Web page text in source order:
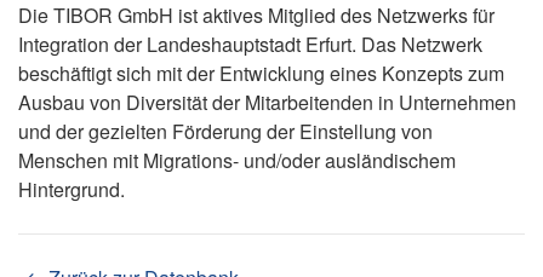
Die TIBOR GmbH ist aktives Mitglied des Netzwerks für
Integration der Landeshauptstadt Erfurt. Das Netzwerk
beschäftigt sich mit der Entwicklung eines Konzepts zum
Ausbau von Diversität der Mitarbeitenden in Unternehmen
und der gezielten Förderung der Einstellung von
Menschen mit Migrations- und/oder ausländischem
Hintergrund.